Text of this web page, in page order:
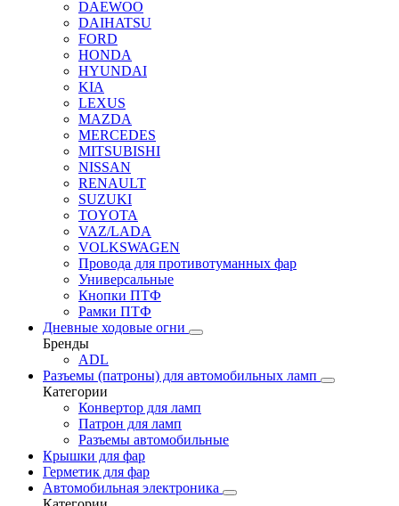
DAEWOO
DAIHATSU
FORD
HONDA
HYUNDAI
KIA
LEXUS
MAZDA
MERCEDES
MITSUBISHI
NISSAN
RENAULT
SUZUKI
TOYOTA
VAZ/LADA
VOLKSWAGEN
Провода для противотуманных фар
Универсальные
Кнопки ПТФ
Рамки ПТФ
Дневные ходовые огни
Бренды
ADL
Разъемы (патроны) для автомобильных ламп
Категории
Конвертор для ламп
Патрон для ламп
Разъемы автомобильные
Крышки для фар
Герметик для фар
Автомобильная электроника